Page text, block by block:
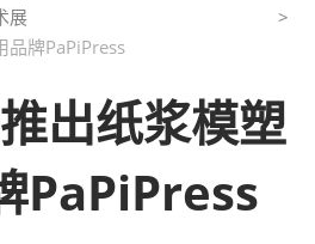
展
品牌PaPiPress
出纸浆模塑
PaPiPress